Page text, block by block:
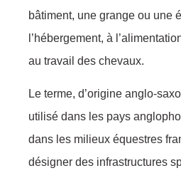
bâtiment, une grange ou une
l’hébergement, à
au travail des chevaux.
Le terme, d’origine anglo-
utilisé dans les pays
dans les milieux équestres
désigner des infrastructures